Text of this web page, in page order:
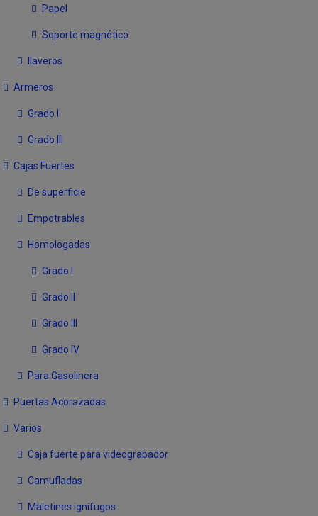
Papel
Soporte magnético
llaveros
Armeros
Grado I
Grado III
Cajas Fuertes
De superficie
Empotrables
Homologadas
Grado I
Grado II
Grado III
Grado IV
Para Gasolinera
Puertas Acorazadas
Varios
Caja fuerte para videograbador
Camufladas
Maletines ignífugos